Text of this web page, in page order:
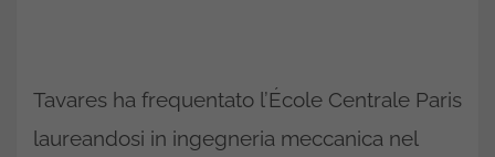
Tavares ha frequentato l’École Centrale Paris
laureandosi in ingegneria meccanica nel